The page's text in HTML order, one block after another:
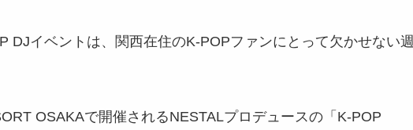
DJイベントは、関西在住のK-POPファンにとって欠かせない週
OSAKAで開催されるNESTALプロデュースの「K-POP